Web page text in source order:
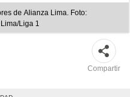
de Alianza Lima. Foto:
Liga 1
Compartir